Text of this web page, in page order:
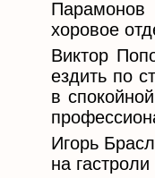
Парамонов
хоровое
Виктор
ездить по
в
Игорь
на